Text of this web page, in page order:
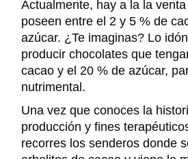
Actualmente, hay a la la
poseenentre el 2 y 5 % de
azúcar. ¿Te imaginas? Lo
producir chocolates que
cacao y el 20 % de azúcar,
nutrimental.
Una vez que conoces la
producción y fines
recorres los senderos donde